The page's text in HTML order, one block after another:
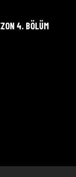
4. BÖLÜM